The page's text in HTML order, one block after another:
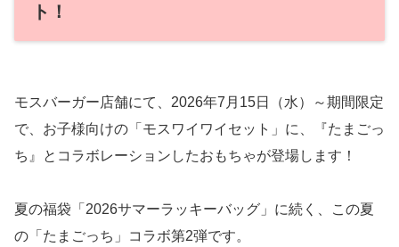
ト！
モスバーガー店舗にて、2026年7月15日（水）～期間限定
で、お子様向けの「モスワイワイセット」に、『たまごっ
ち』とコラボレーションしたおもちゃが登場します！
夏の福袋「2026サマーラッキーバッグ」に続く、この夏
の「たまごっち」コラボ第2弾です。